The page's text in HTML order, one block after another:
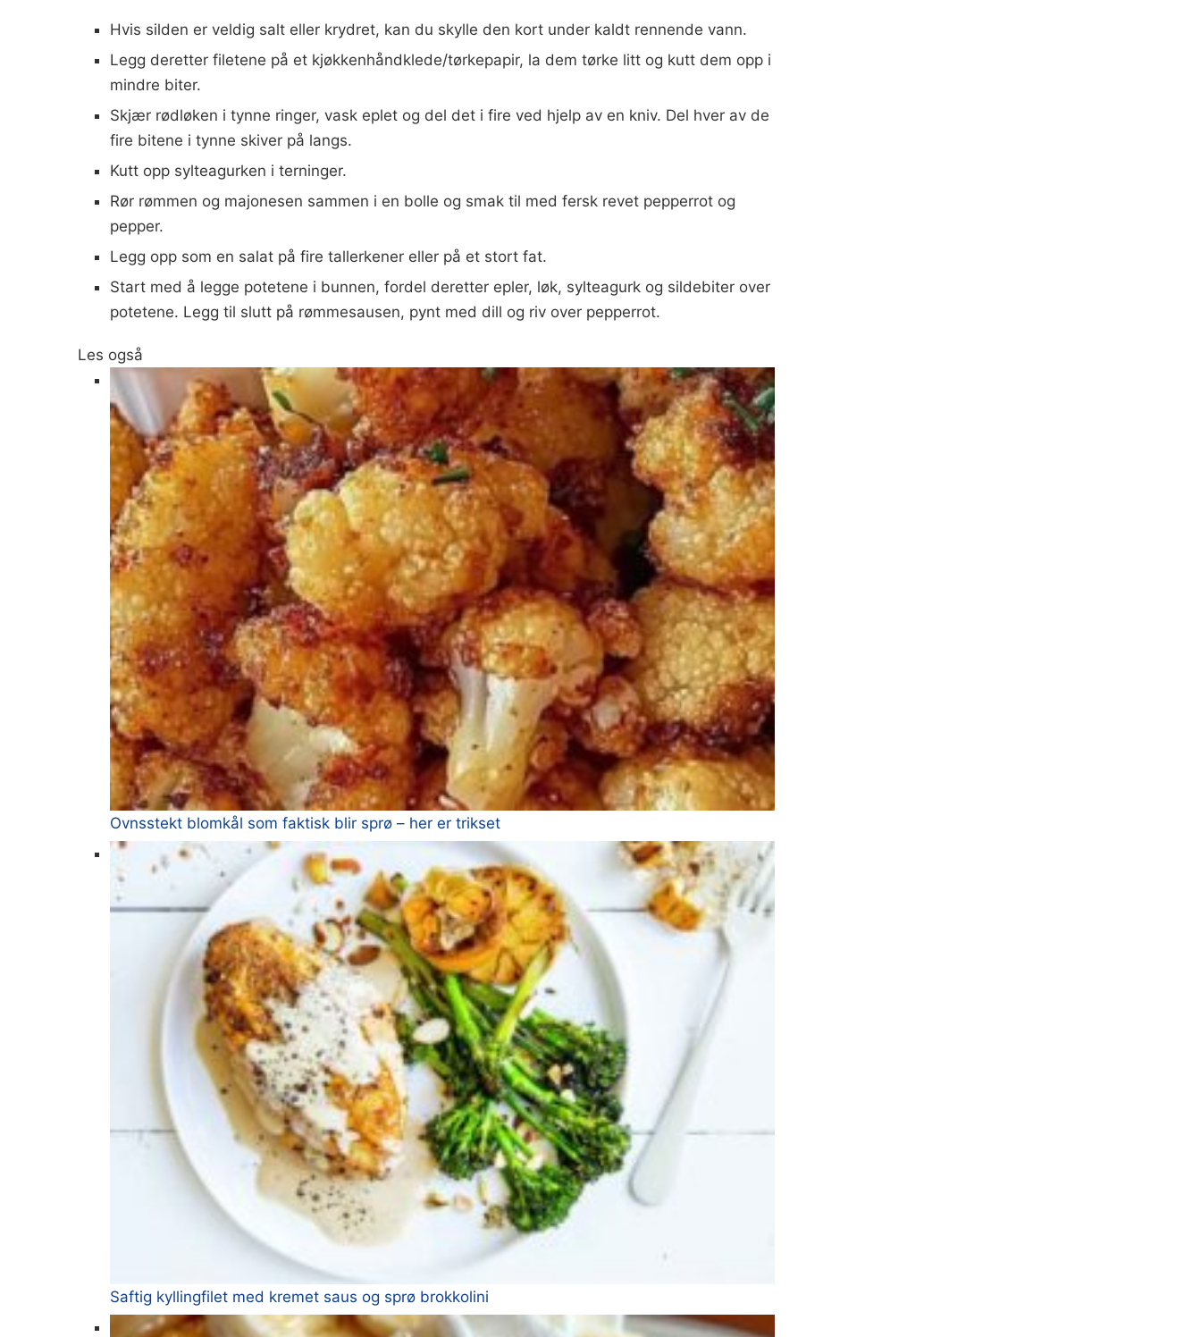
Hvis silden er veldig salt eller krydret, kan du skylle den kort under kaldt rennende vann.
Legg deretter filetene på et kjøkkenhåndklede/tørkepapir, la dem tørke litt og kutt dem opp i
mindre biter.
Skjær rødløken i tynne ringer, vask eplet og del det i fire ved hjelp av en kniv. Del hver av de
fire bitene i tynne skiver på langs.
Kutt opp sylteagurken i terninger.
Rør rømmen og majonesen sammen i en bolle og smak til med fersk revet pepperrot og
pepper.
Legg opp som en salat på fire tallerkener eller på et stort fat.
Start med å legge potetene i bunnen, fordel deretter epler, løk, sylteagurk og sildebiter over
potetene. Legg til slutt på rømmesausen, pynt med dill og riv over pepperrot.
Les også
Ovnsstekt blomkål som faktisk blir sprø – her er trikset
Saftig kyllingfilet med kremet saus og sprø brokkolini